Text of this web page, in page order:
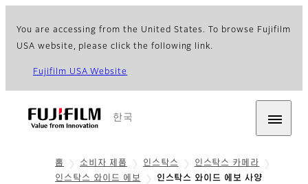
You are accessing from the United States. To browse Fujifilm
USA website, please click the following link.
Fujifilm USA Website
한국
홈 소비자 제품 인스탁스
인스탁스 카메라
인스탁스 와이드 에보
인스탁스 와이드 에보 사양